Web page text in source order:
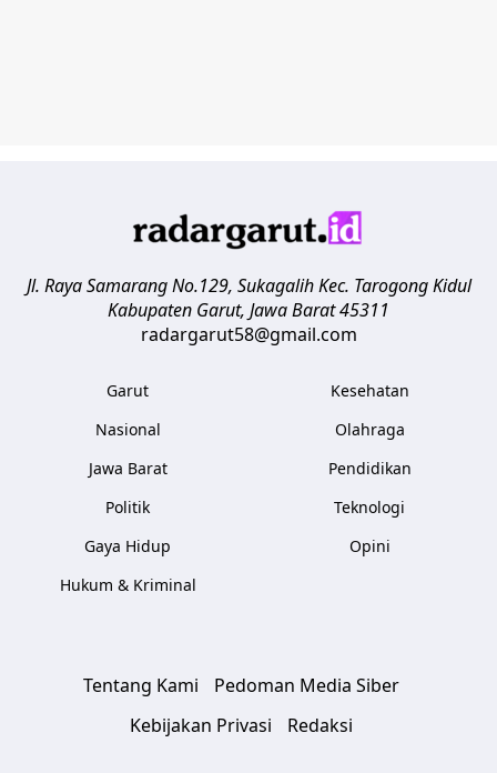
Jl. Raya Samarang No.129, Sukagalih Kec. Tarogong Kidul
Kabupaten Garut, Jawa Barat45311
radargarut58@gmail.com
Garut
Nasional
Jawa Barat
Politik
Gaya Hidup
Hukum & Kriminal
Kesehatan
Olahraga
Pendidikan
Teknologi
Opini
Tentang Kami
Pedoman Media Siber
Kebijakan Privasi
Redaksi